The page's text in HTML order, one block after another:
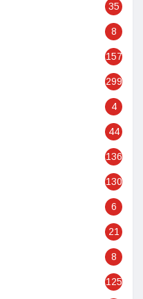
35
8
157
299
4
44
136
130
6
21
8
125